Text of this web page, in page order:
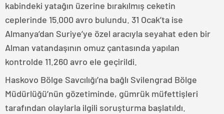
kabindeki yatağın üzerine bırakılmış ceketin
ceplerinde 15.000 avro bulundu. 31 Ocak’ta ise
Almanya’dan Suriye’ye özel aracıyla seyahat eden bir
Alman vatandaşının omuz çantasında yapılan
kontrolde 11.260 avro ele geçirildi.
Haskovo Bölge Savcılığı’na bağlı Svilengrad Bölge
Müdürlüğü’nün gözetiminde, gümrük müfettişleri
tarafından olaylarla ilgili soruşturma başlatıldı.